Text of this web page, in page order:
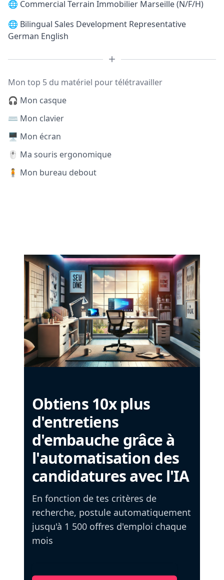
🌐 Commercial Terrain Immobilier Marseille (N/F/H)
🌐 Bilingual Sales Development Representative
German English
Mon top 5 du matériel pour télétravailler
🎧 Mon casque
⌨️ Mon clavier
🖥️ Mon écran
🖱️ Ma souris ergonomique
🧍 Mon bureau debout
Obtiens 10x plus
d'entretiens
d'embauche grâce à
l'automatisation des
candidatures avec l'IA
En fonction de tes critères de
recherche, postule automatiquement
jusqu'à 1 500 offres d'emploi chaque
mois